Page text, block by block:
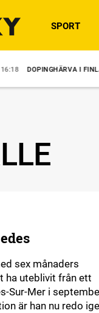
SPORT
I FINLAND?
sex månaders
ha uteblivit från ett
Sur-Mer i
är han nu redo